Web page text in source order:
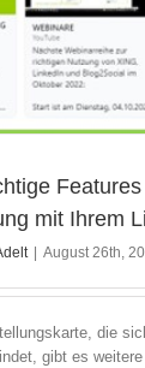
mit Ihrem
August 26th,
die
gibt es